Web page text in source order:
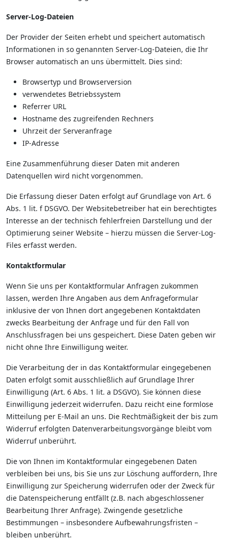
Server-Log-Dateien
Der Provider der Seiten erhebt und speichert automatisch
Informationen in so genannten Server-Log-Dateien, die Ihr
Browser automatisch an uns übermittelt. Dies sind:
Browsertyp und Browserversion
verwendetes Betriebssystem
Referrer URL
Hostname des zugreifenden Rechners
Uhrzeit der Serveranfrage
IP-Adresse
Eine Zusammenführung dieser Daten mit anderen
Datenquellen wird nicht vorgenommen.
Die Erfassung dieser Daten erfolgt auf Grundlage von Art. 6
Abs. 1 lit. f DSGVO. Der Websitebetreiber hat ein berechtigtes
Interesse an der technisch fehlerfreien Darstellung und der
Optimierung seiner Website – hierzu müssen die Server-Log-
Files erfasst werden.
Kontaktformular
Wenn Sie uns per Kontaktformular Anfragen zukommen
lassen, werden Ihre Angaben aus dem Anfrageformular
inklusive der von Ihnen dort angegebenen Kontaktdaten
zwecks Bearbeitung der Anfrage und für den Fall von
Anschlussfragen bei uns gespeichert. Diese Daten geben wir
nicht ohne Ihre Einwilligung weiter.
Die Verarbeitung der in das Kontaktformular eingegebenen
Daten erfolgt somit ausschließlich auf Grundlage Ihrer
Einwilligung (Art. 6 Abs. 1 lit. a DSGVO). Sie können diese
Einwilligung jederzeit widerrufen. Dazu reicht eine formlose
Mitteilung per E-Mail an uns. Die Rechtmäßigkeit der bis zum
Widerruf erfolgten Datenverarbeitungsvorgänge bleibt vom
Widerruf unberührt.
Die von Ihnen im Kontaktformular eingegebenen Daten
verbleiben bei uns, bis Sie uns zur Löschung auffordern, Ihre
Einwilligung zur Speicherung widerrufen oder der Zweck für
die Datenspeicherung entfällt (z.B. nach abgeschlossener
Bearbeitung Ihrer Anfrage). Zwingende gesetzliche
Bestimmungen – insbesondere Aufbewahrungsfristen –
bleiben unberührt.